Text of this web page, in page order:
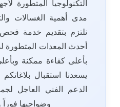
التكنولوجيا المتطورة
مدى أهمية الغسالات
نلتزم بتقديم خدمة
أحدث المعدات
بأعلى كفاءة ممكنة
يسعدنا استقبال
الدعم الفني العاجل
وضواحيها فوراً